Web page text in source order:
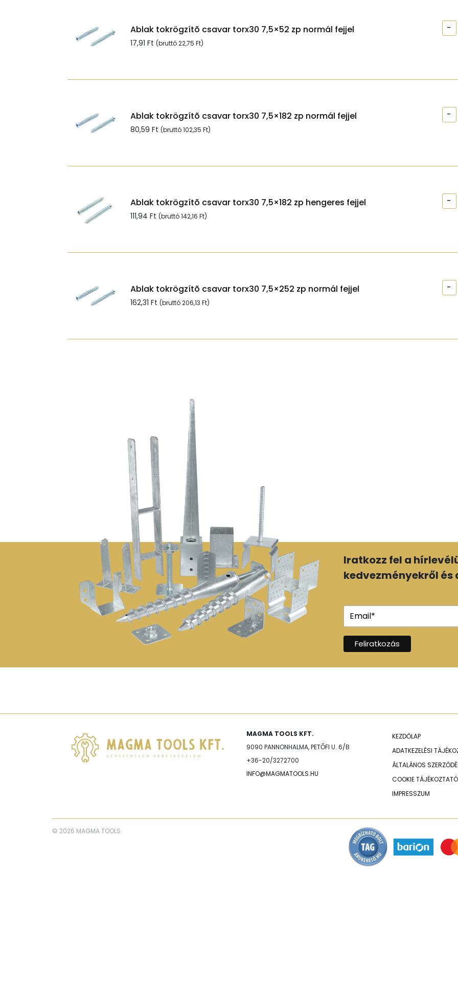
Ablak tokrögzítõ csavar torx30 7,5×52 zp normál fejjel
17,91 Ft (bruttó22,75 Ft)
-
Ablak tokrögzítõ csavar torx30 7,5×182 zp normál fejjel
80,59 Ft (bruttó102,35 Ft)
-
Ablak tokrögzítõ csavar torx30 7,5×182 zp hengeres fejjel
111,94 Ft (bruttó142,16 Ft)
-
Ablak tokrögzítõ csavar torx30 7,5×252 zp normál fejjel
162,31 Ft (bruttó206,13 Ft)
-
Iratkozz fel a
kedvezményekről
MAGMA TOOLS KFT.
9090 PANNONHALMA, PETŐFI U. 6/B
+36-20/3272700
INFO@MAGMATOOLS.HU
KEZDŐLAP
ADATKEZELÉSI
ÁLTALÁNOS
COOKIE TÁJÉKOZTATÓ
IMPRESSZUM
© 2026 MAGMA TOOLS